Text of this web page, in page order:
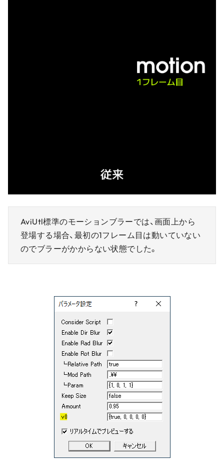
AviUtl標準のモーションブラーでは、画面上から
登場する場合、最初の1フレーム目は動いていない
のでブラーがかからない状態でした。